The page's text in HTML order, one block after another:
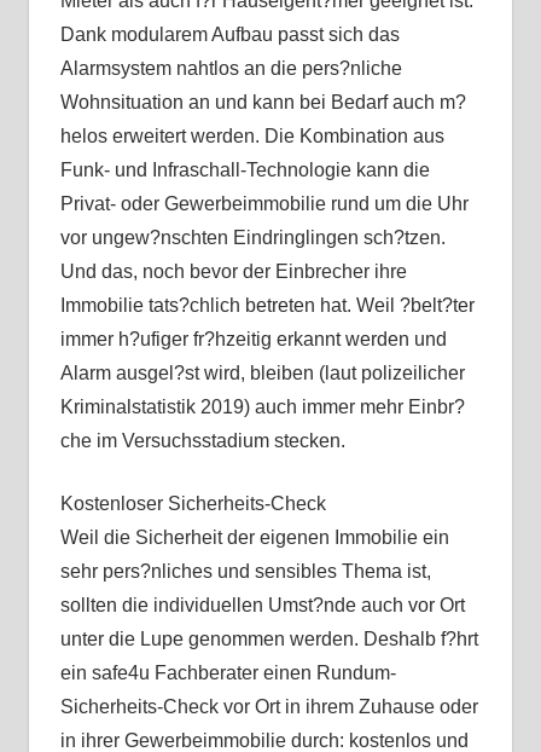
Dank modularem Aufbau passt sich das
Alarmsystem nahtlos an die pers?nliche
Wohnsituation an und kann bei Bedarf auch m?
helos erweitert werden. Die Kombination aus
Funk- und Infraschall-Technologie kann die
Privat- oder Gewerbeimmobilie rund um die Uhr
vor ungew?nschten Eindringlingen sch?tzen.
Und das, noch bevor der Einbrecher ihre
Immobilie tats?chlich betreten hat. Weil ?belt?ter
immer h?ufiger fr?hzeitig erkannt werden und
Alarm ausgel?st wird, bleiben (laut polizeilicher
Kriminalstatistik 2019) auch immer mehr Einbr?
che im Versuchsstadium stecken.
Kostenloser Sicherheits-Check
Weil die Sicherheit der eigenen Immobilie ein
sehr pers?nliches und sensibles Thema ist,
sollten die individuellen Umst?nde auch vor Ort
unter die Lupe genommen werden. Deshalb f?hrt
ein safe4u Fachberater einen Rundum-
Sicherheits-Check vor Ort in ihrem Zuhause oder
in ihrer Gewerbeimmobilie durch: kostenlos und